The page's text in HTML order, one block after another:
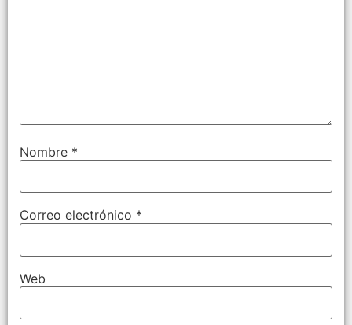
Nombre *
Correo electrónico *
Web